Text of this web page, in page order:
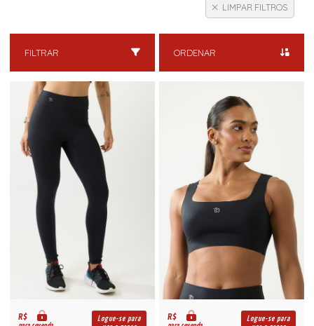
LIMPAR FILTROS
FILTRAR ORDENAR
R$
Logue-se para
R$
Logue-se para